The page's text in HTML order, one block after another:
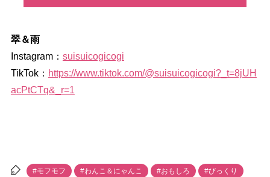
翠＆雨
Instagram： suisuicogicogi
TikTok： https://www.tiktok.com/@suisuicogicogi?_t=8jUH
acPtCTq&_r=1
#モフモフ #わんこ＆にゃんこ #おもしろ #びっくり